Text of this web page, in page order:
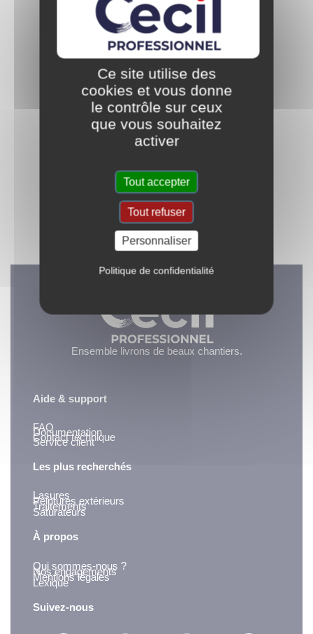
Fabriquée en France
Au service des artisans
multimétiers & des
bricoleurs experts
Réservée aux négoces
matériaux
Des solutions pour
protéger et embellir
Ensemble livrons de beaux chantiers.
Aide & support
FAQ
Documentation
Contact technique
Service client
Les plus recherchés
Lasures
Peintures extérieurs
Traitements
Saturateurs
À propos
Qui sommes-nous ?
Nos engagements
Mentions légales
Lexique
Suivez-nous
Ce site utilise des
cookies et vous donne
le contrôle sur ceux
que vous souhaitez
activer
Tout accepter
Tout refuser
Personnaliser
Politique de confidentialité